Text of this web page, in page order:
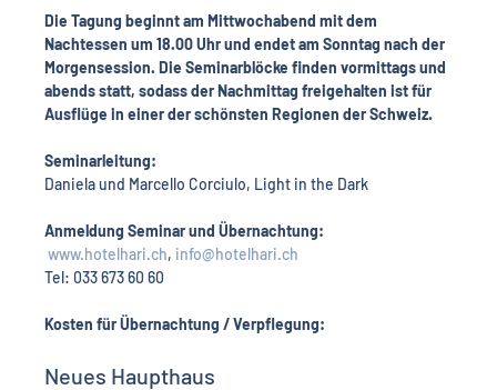
Die Tagung beginnt am Mittwochabend mit dem
Nachtessen um 18.00 Uhr und endet am Sonntag nach der
Morgensession. Die Seminarblöcke finden vormittags und
abends statt, sodass der Nachmittag freigehalten ist für
Ausflüge in einer der schönsten Regionen der Schweiz.
Seminarleitung:
Daniela und Marcello Corciulo, Light in the Dark
Anmeldung Seminar und Übernachtung:
www.hotelhari.ch, info@hotelhari.ch
Tel: 033 673 60 60
Kosten für Übernachtung / Verpflegung:
Neues Haupthaus